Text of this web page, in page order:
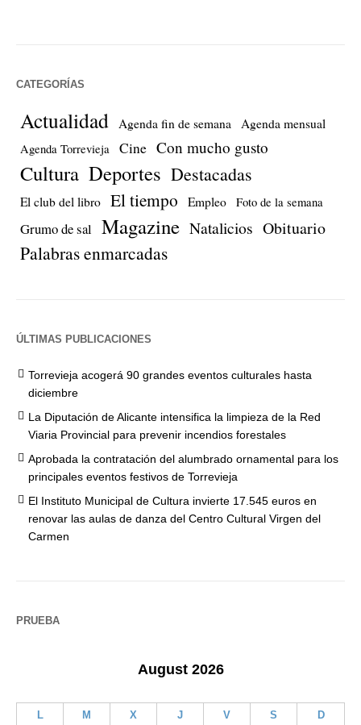
CATEGORÍAS
Actualidad Agenda fin de semana Agenda mensual
Agenda Torrevieja Cine Con mucho gusto
Cultura Deportes Destacadas
El club del libro El tiempo Empleo Foto de la semana
Grumo de sal Magazine Natalicios Obituario
Palabras enmarcadas
ÚLTIMAS PUBLICACIONES
Torrevieja acogerá 90 grandes eventos culturales hasta
diciembre
La Diputación de Alicante intensifica la limpieza de la Red
Viaria Provincial para prevenir incendios forestales
Aprobada la contratación del alumbrado ornamental para los
principales eventos festivos de Torrevieja
El Instituto Municipal de Cultura invierte 17.545 euros en
renovar las aulas de danza del Centro Cultural Virgen del
Carmen
PRUEBA
August 2026
L M X J V S D